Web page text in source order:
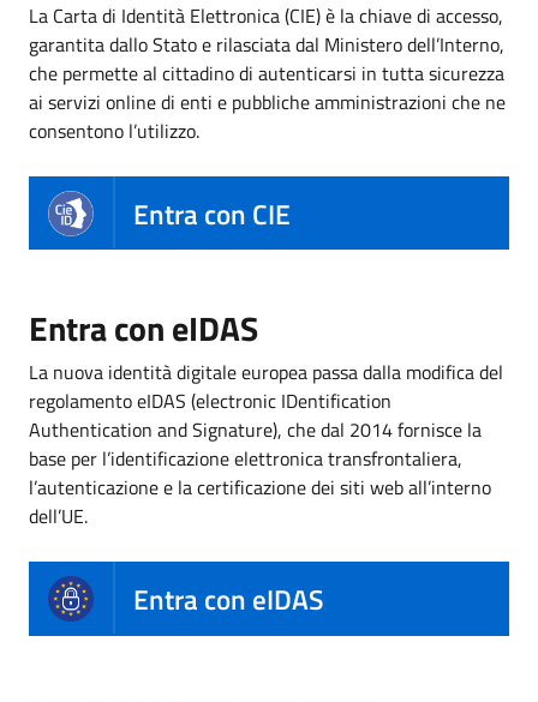
La Carta di Identità Elettronica (CIE) è la chiave di accesso,
garantita dallo Stato e rilasciata dal Ministero dell’Interno,
che permette al cittadino di autenticarsi in tutta sicurezza
ai servizi online di enti e pubbliche amministrazioni che ne
consentono l’utilizzo.
Entra con CIE
Entra con eIDAS
La nuova identità digitale europea passa dalla modifica del
regolamento eIDAS (electronic IDentification
Authentication and Signature), che dal 2014 fornisce la
base per l’identificazione elettronica transfrontaliera,
l’autenticazione e la certificazione dei siti web all’interno
dell’UE.
Entra con eIDAS